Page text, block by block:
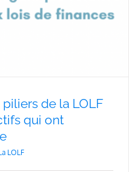
piliers de la LOLF
qui ont
LOLF